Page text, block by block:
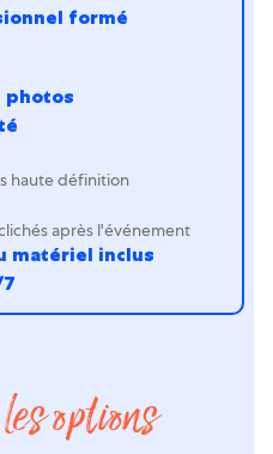
formé
photos
haute définition
après l'événement
matériel inclus
options